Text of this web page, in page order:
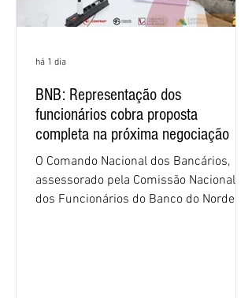
BNB: Representação dos
funcionários cobra proposta
completa na próxima negociação
O Comando Nacional dos Bancários,
assessorado pela Comissão Nacional
dos Funcionários do Banco do Nordeste
há 1 dia